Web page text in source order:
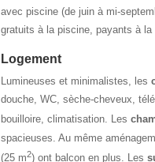
avec piscine (de juin à mi-
gratuits à la piscine, payants à la
Logement
Lumineuses et minimalistes, les
douche, WC, sèche-cheveux,
bouilloire, climatisation. Les
spacieuses. Au même
(25 m2) ont balcon en plus. Les